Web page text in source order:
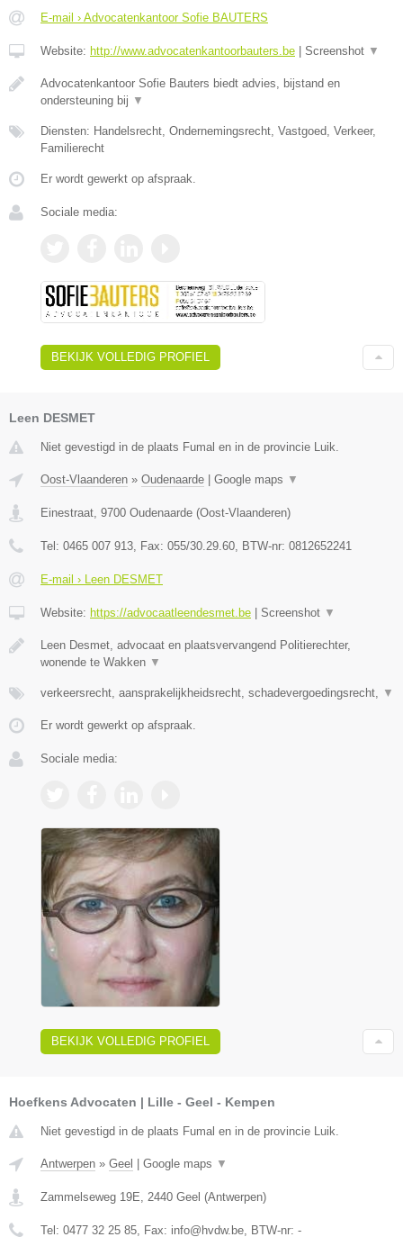
E-mail › Advocatenkantoor Sofie BAUTERS
Website: http://www.advocatenkantoorbauters.be Screenshot ▼
Advocatenkantoor Sofie Bauters biedt advies, bijstand en
ondersteuning bij ▼
Diensten: Handelsrecht, Ondernemingsrecht, Vastgoed, Verkeer,
Familierecht
Er wordt gewerkt op afspraak.
Sociale media:
BEKIJK VOLLEDIG PROFIEL
Leen DESMET
Niet gevestigd in de plaats Fumal en in de provincie Luik.
Oost-Vlaanderen » Oudenaarde | Google maps ▼
Einestraat 9700 Oudenaarde (Oost-Vlaanderen)
Tel: 0465 007 913 , Fax: 055/30.29.60 , BTW-nr: 0812652241
E-mail › Leen DESMET
Website: https://advocaatleendesmet.be | Screenshot ▼
Leen Desmet, advocaat en plaatsvervangend Politierechter,
wonende te Wakken ▼
verkeersrecht, aansprakelijkheidsrecht, schadevergoedingsrecht, ▼
Er wordt gewerkt op afspraak.
Sociale media:
BEKIJK VOLLEDIG PROFIEL
Hoefkens Advocaten | Lille - Geel - Kempen
Niet gevestigd in de plaats Fumal en in de provincie Luik.
Antwerpen » Geel | Google maps ▼
Zammelseweg 19E 2440 Geel (Antwerpen)
Tel: 0477 32 25 85 , Fax: info@hvdw.be , BTW-nr: -